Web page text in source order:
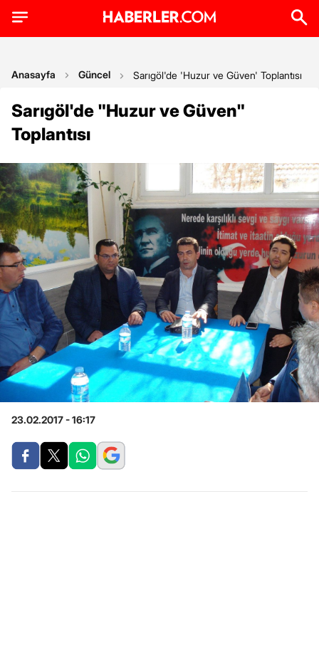
Anasayfa Güncel Sarıgöl'de 'Huzur ve Güven' Toplantısı
Sarıgöl'de "Huzur ve Güven"
Toplantısı
23.02.2017 - 16:17